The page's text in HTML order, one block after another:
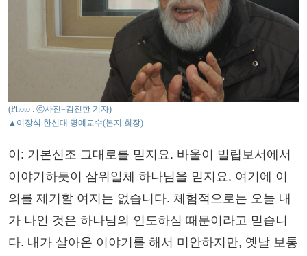
(Photo : ⓒ사진=김진한 기자)
▲이장식 한신대 명예교수(본지 회장)
이: 기본신조 그대로를 믿지요. 바울이 빌립보서에서
이야기하듯이 삼위일체 하나님을 믿지요. 여기에 이
의를 제기할 여지는 없습니다. 체험적으로는 오늘 내
가 나인 것은 하나님의 인도하심 때문이라고 믿습니
다. 내가 살아온 이야기를 해서 미안하지만, 옛날 보통